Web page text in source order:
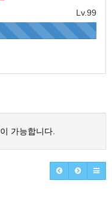
Lv.99
가능합니다.